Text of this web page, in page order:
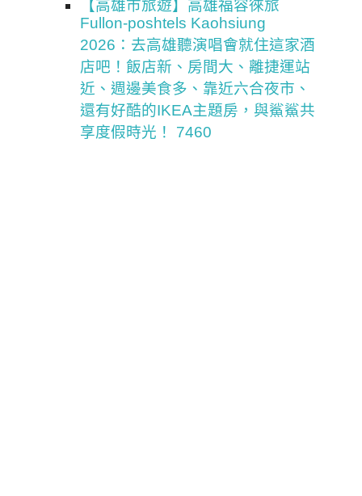
【高雄市旅遊】高雄福容徠旅
Fullon-poshtels Kaohsiung
2026：去高雄聽演唱會就住這家酒
店吧！飯店新、房間大、離捷運站
近、週邊美食多、靠近六合夜市、
還有好酷的IKEA主題房，與鯊鯊共
享度假時光！ 7460